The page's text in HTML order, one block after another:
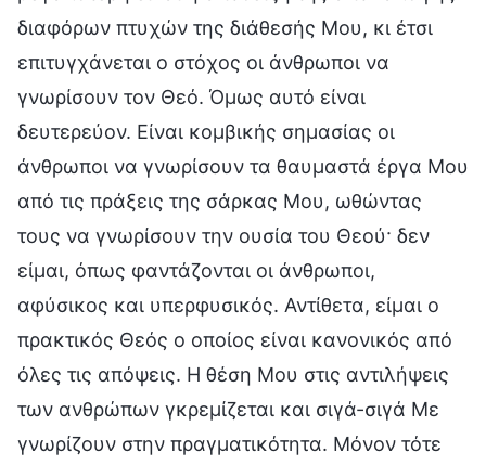
διαφόρων πτυχών της διάθεσής Μου, κι έτσι
επιτυγχάνεται ο στόχος οι άνθρωποι να
γνωρίσουν τον Θεό. Όμως αυτό είναι
δευτερεύον. Είναι κομβικής σημασίας οι
άνθρωποι να γνωρίσουν τα θαυμαστά έργα Μου
από τις πράξεις της σάρκας Μου, ωθώντας
τους να γνωρίσουν την ουσία του Θεού· δεν
είμαι, όπως φαντάζονται οι άνθρωποι,
αφύσικος και υπερφυσικός. Αντίθετα, είμαι ο
πρακτικός Θεός ο οποίος είναι κανονικός από
όλες τις απόψεις. Η θέση Μου στις αντιλήψεις
των ανθρώπων γκρεμίζεται και σιγά-σιγά Με
γνωρίζουν στην πραγματικότητα. Μόνον τότε